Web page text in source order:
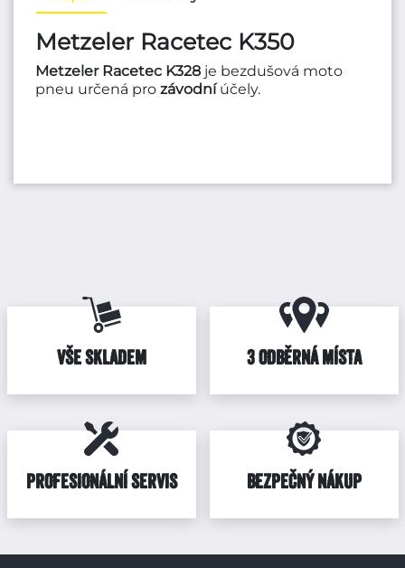
Metzeler Racetec K350
Metzeler Racetec K328 je bezdušová moto
pneu určená pro závodníúčely.
VŠE SKLADEM 3 ODBĚRNÁ MÍSTA
PROFESIONÁLNÍ SERVIS BEZPEČNÝ NÁKUP